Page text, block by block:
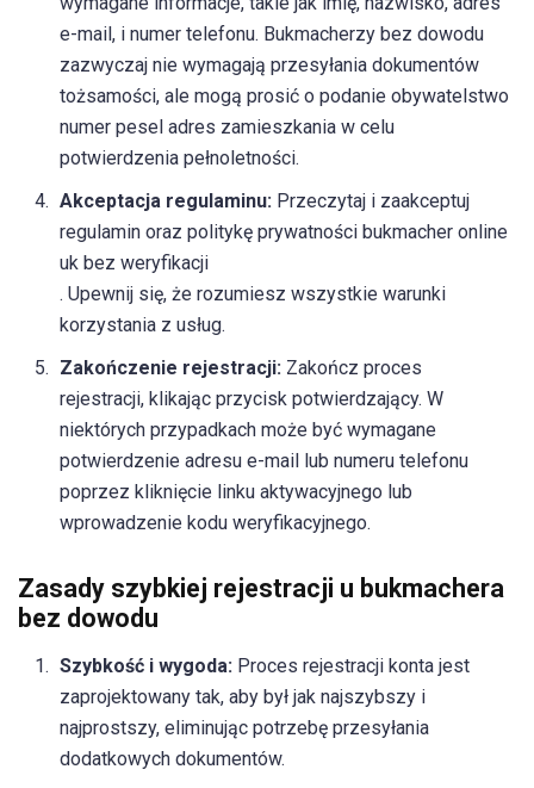
e-mail, i numer telefonu. Bukmacherzy bez dowodu
zazwyczaj nie wymagają przesyłania dokumentów
tożsamości, ale mogą prosić o podanie obywatelstwo
numer pesel adres zamieszkania w celu
potwierdzenia pełnoletności.
Akceptacja regulaminu: Przeczytaj i zaakceptuj
regulamin oraz politykę prywatności bukmacher online
uk bez weryfikacji
. Upewnij się, że rozumiesz wszystkie warunki
korzystania z usług.
Zakończenie rejestracji: Zakończ proces
rejestracji, klikając przycisk potwierdzający. W
niektórych przypadkach może być wymagane
potwierdzenie adresu e-mail lub numeru telefonu
poprzez kliknięcie linku aktywacyjnego lub
wprowadzenie kodu weryfikacyjnego.
Zasady szybkiej rejestracji u bukmachera
bez dowodu
Szybkość i wygoda: Proces rejestracji konta jest
zaprojektowany tak, aby był jak najszybszy i
najprostszy, eliminując potrzebę przesyłania
dodatkowych dokumentów.